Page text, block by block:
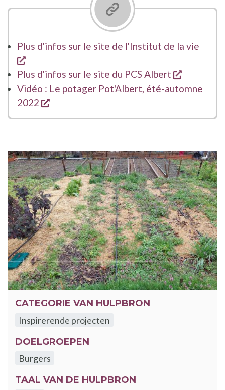
Plus d'infos sur le site de l'Institut de la vie
opent een nieuw venster
Plus d'infos sur le site du PCS Albert
opent
Vidéo : Le potager Pot'Albert, été-automne
2022
opent een nieuw venster
CATEGORIE VAN HULPBRON
Inspirerende projecten
DOELGROEPEN
Burgers
TAAL VAN DE HULPBRON